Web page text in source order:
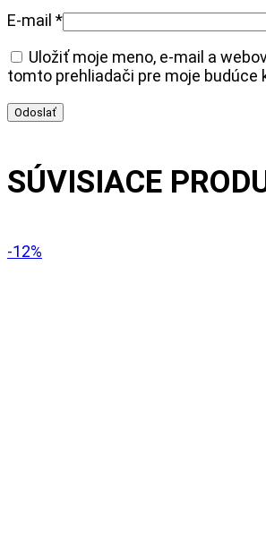
E-mail *
Uložiť moje meno, e-mail a
tomto prehliadači pre moje budúce
SÚVISIACE
-12%